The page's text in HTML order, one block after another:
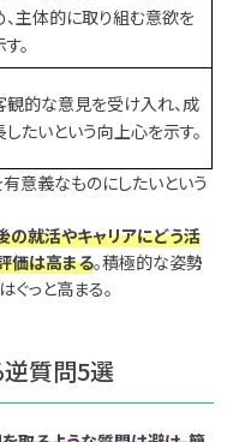
、主体的に取り組む意欲を
。
観的な意見を受け入れ、成
したいという向上心を示す。
有意義なものにしたいという
の就活やキャリアにどう活
価は高まる。積極的な姿勢
っと高まる。
質問5選